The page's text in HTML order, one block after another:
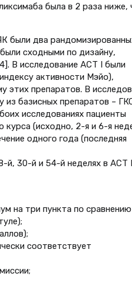
была в 2 раза ниже,
были два
сходными по дизайну,
В исследование АСТ I были
активности Мэйо),
этих препаратов. В
базисных препаратов –
исследованиях пациенты
курса (исходно, 2-я и 6-я
одного года (последняя
й, 30-й и 54-й неделях в АСТ
на три пункта по
соответствует